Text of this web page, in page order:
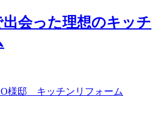
会った理想のキッチ